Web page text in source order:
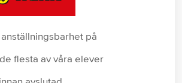
på
flesta av våra elever